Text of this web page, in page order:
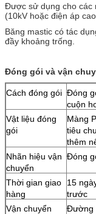
Được sử dụng cho các
(10kV hoặc điện áp
Băng mastic có tác
đầy khoảng trống.
Đóng gói và vận
Cách đóng gói Đóng
cuộn
Vật liệu đóng
gói
Màng
tiêu
thêm
Nhãn hiệu vận
chuyển
Đóng
Thời gian giao
hàng
15
trước
Vận chuyển
Đường